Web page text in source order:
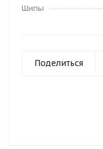
Шипы
Поделиться